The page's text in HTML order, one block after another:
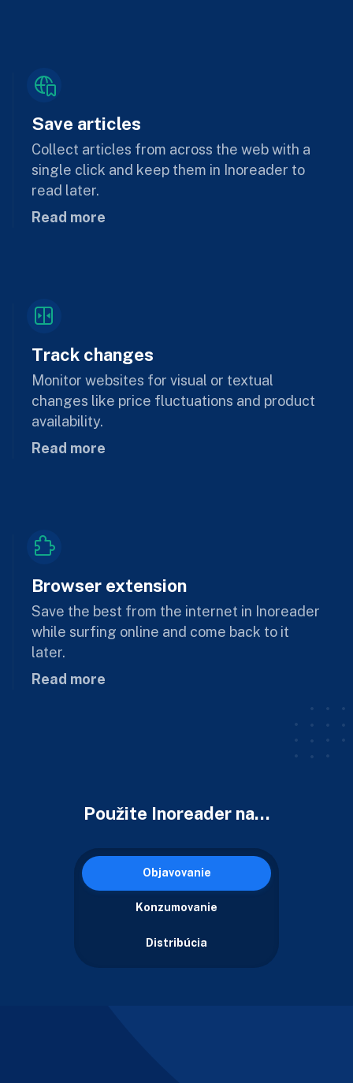
Save articles
Collect articles from across the web with a
single click and keep them in Inoreader to
read later.
Read more
Track changes
Monitor websites for visual or textual
changes like price fluctuations and product
availability.
Read more
Browser extension
Save the best from the internet in Inoreader
while surfing online and come back to it
later.
Read more
Použite Inoreader na…
Objavovanie
Konzumovanie
Distribúcia